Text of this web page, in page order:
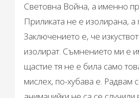
Световна Война, а именно
Приликата не е изолирана, а
Заключението е, че
изолират. Съмнението ми е
щастие тя не е била само
мислех, по-хубава е. Радвам